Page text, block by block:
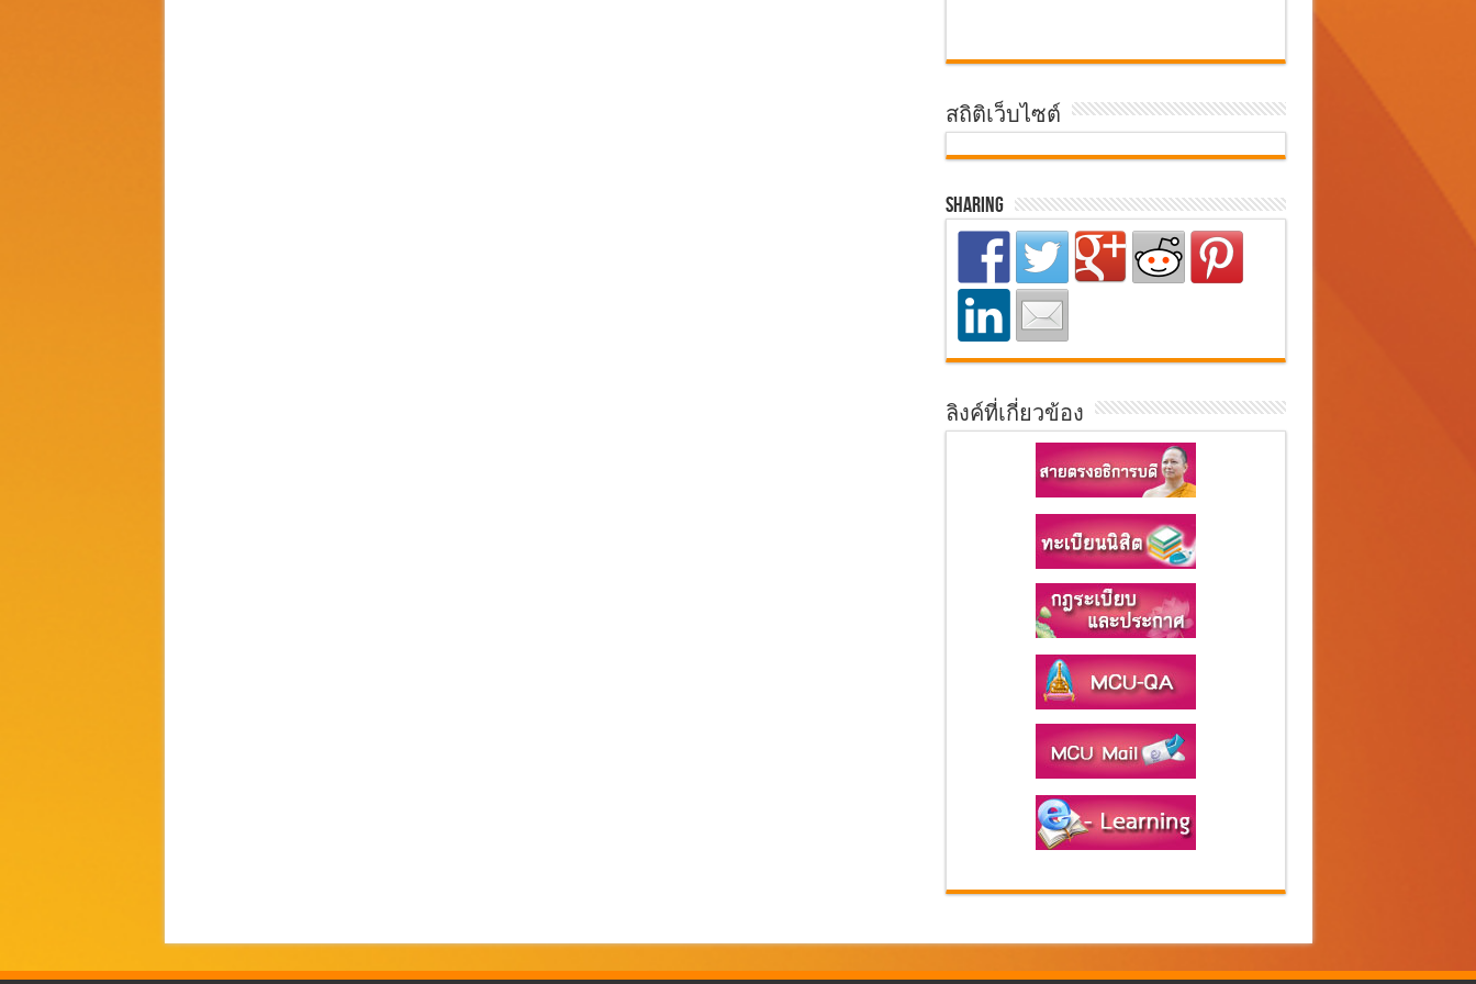
สถิติเว็บไซต์
Sharing
ลิงค์ที่เกี่ยวข้อง